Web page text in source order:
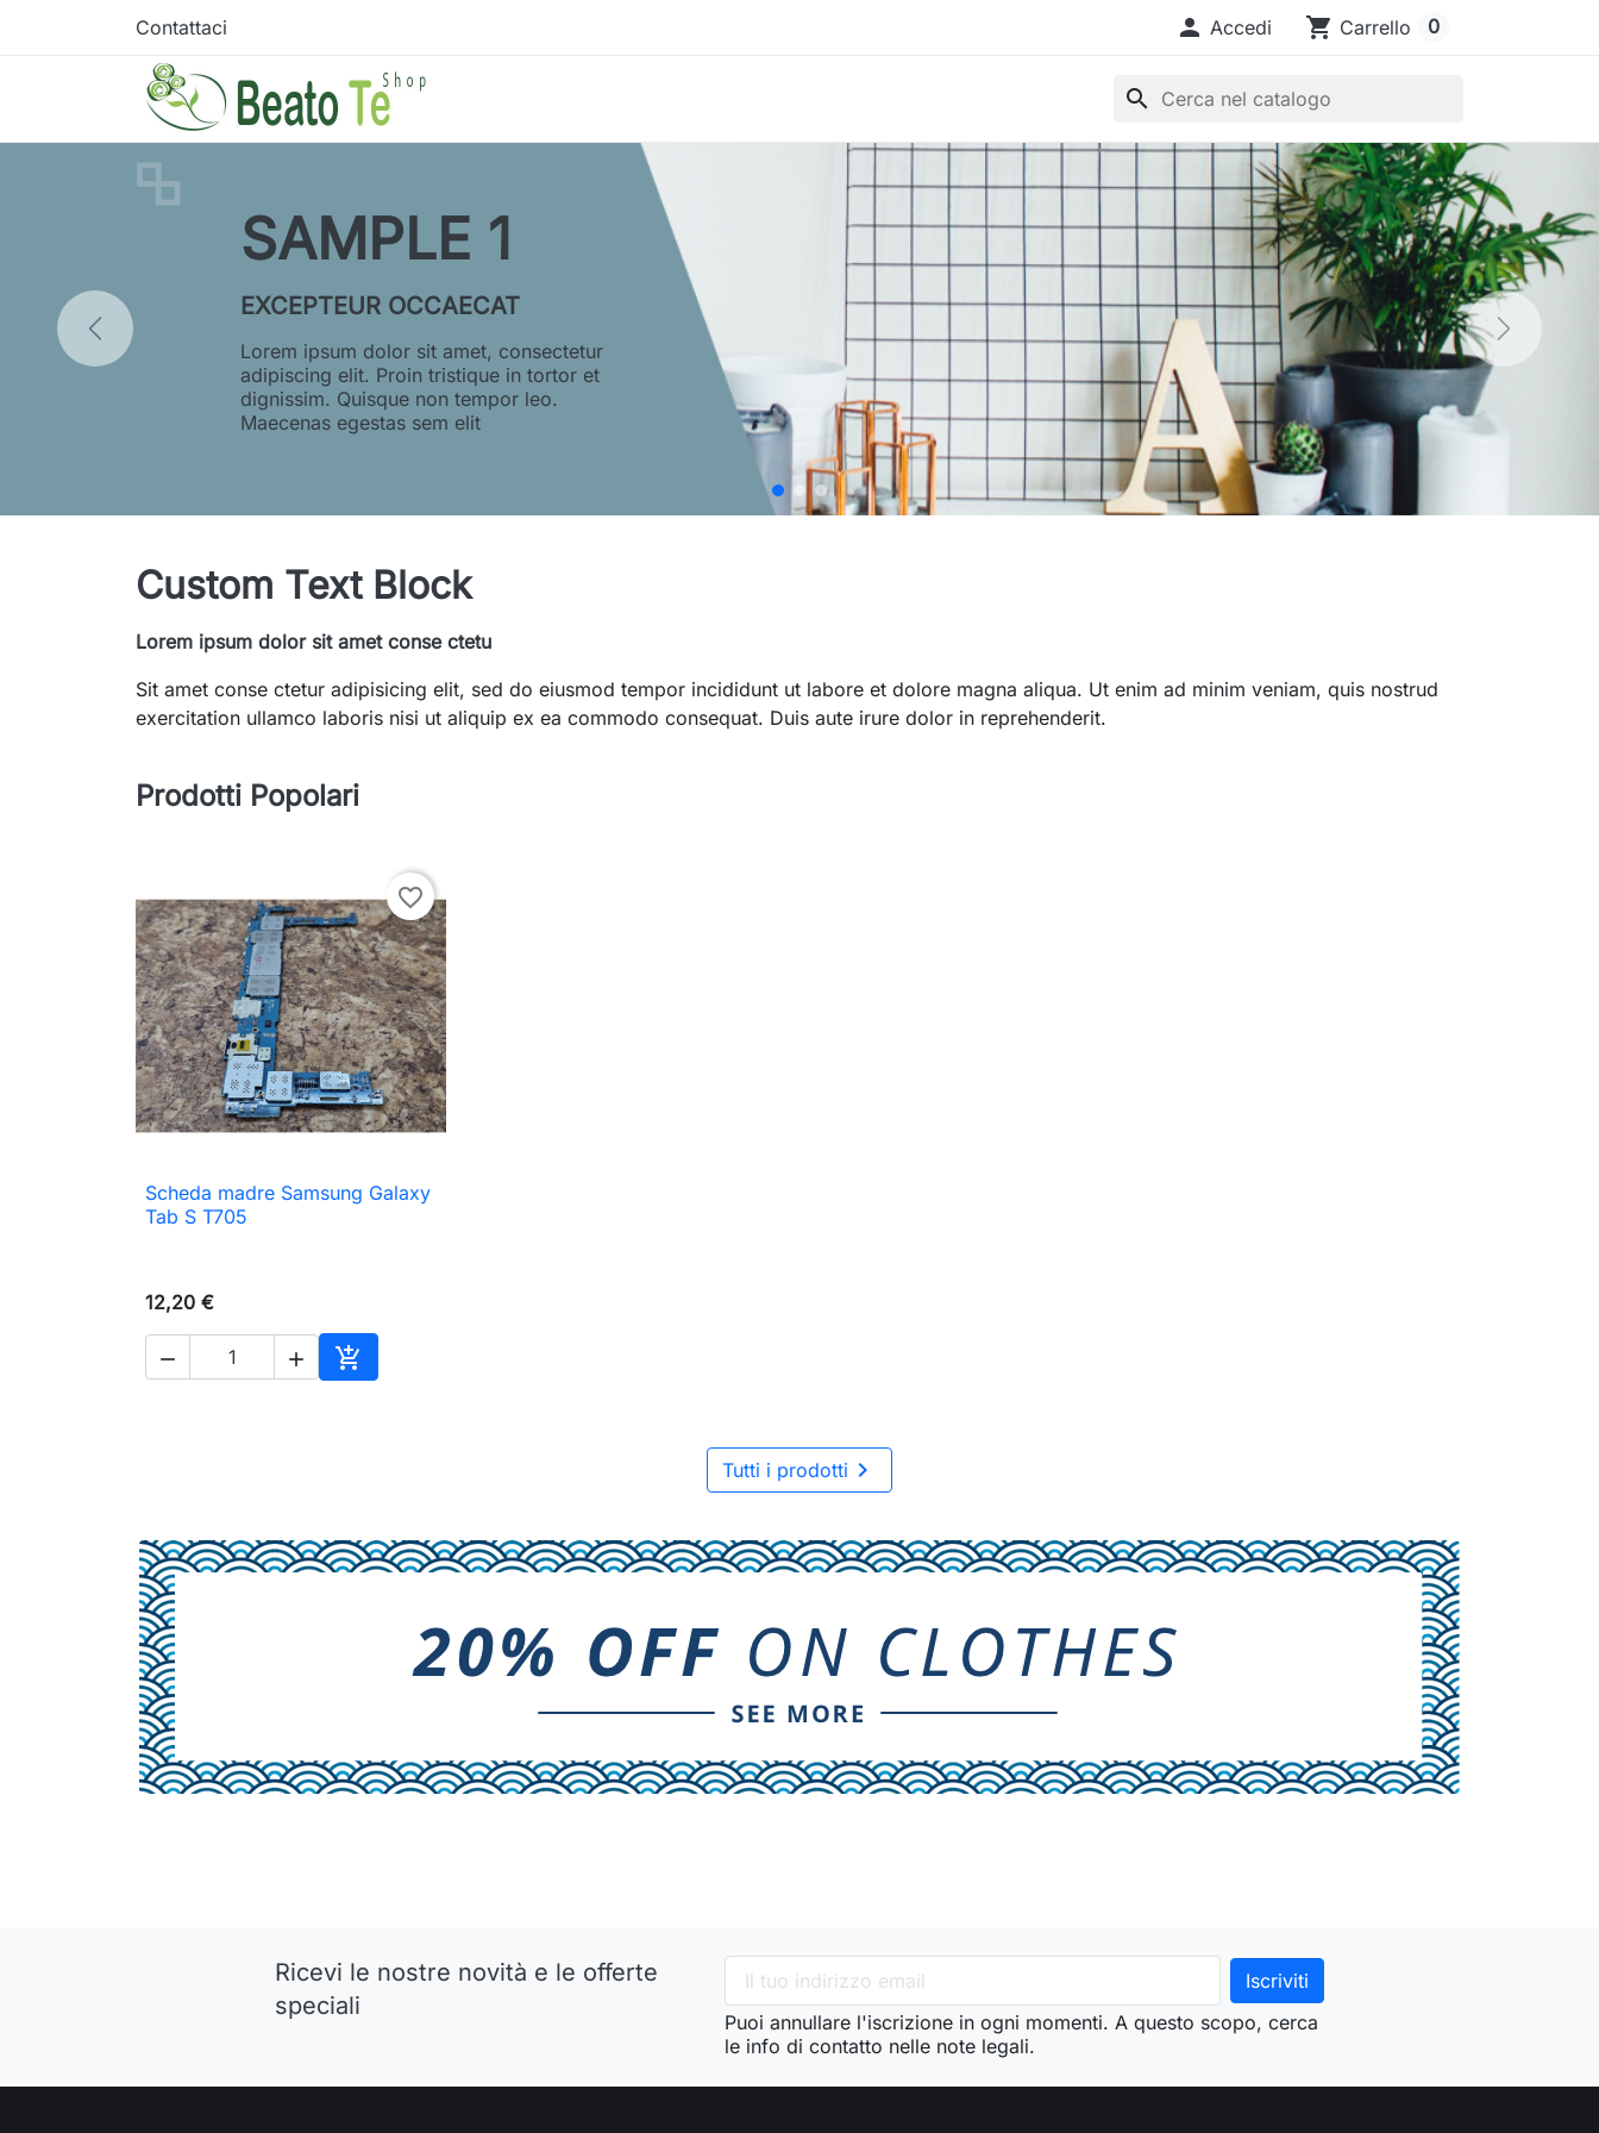
Contattaci  Accedi shopping_cart Carrello 0
search
SAMPLE 1
EXCEPTEUR OCCAECAT
Lorem ipsum dolor sit amet, consectetur
adipiscing elit. Proin tristique in tortor et
dignissim. Quisque non tempor leo.
Maecenas egestas sem elit
Custom Text Block
Lorem ipsum dolor sit amet conse ctetu
Sit amet conse ctetur adipisicing elit, sed do eiusmod tempor incididunt ut labore et dolore magna aliqua. Ut enim ad minim veniam, quis nostrud
exercitation ullamco laboris nisi ut aliquip ex ea commodo consequat. Duis aute irure dolor in reprehenderit.
Prodotti Popolari
favorite_border
 Anteprima
Scheda madre Samsung Galaxy
Tab S T705
12,20 €
  
Aggiungi al carrello
Tutti i prodotti 
Ricevi le nostre novità e le offerte
speciali
Puoi annullare l'iscrizione in ogni momenti. A questo scopo, cerca
le info di contatto nelle note legali.